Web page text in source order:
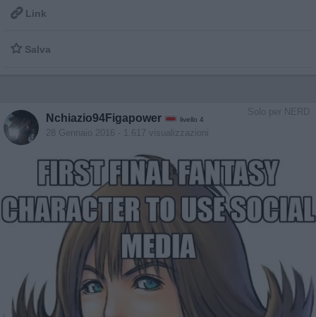
 Link
 Salva
Solo per NERD
Nchiazio94Figapower livello 4
28 Gennaio 2016 - 1.617 visualizzazioni